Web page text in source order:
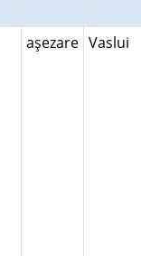
aşezare Vaslui